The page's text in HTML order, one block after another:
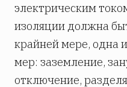
электрическим
изоляции должна
крайней мере, одна
мер: заземление,
отключение,